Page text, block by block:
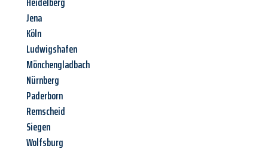
Jena
Köln
Ludwigshafen
Mönchengladbach
Nürnberg
Paderborn
Remscheid
Siegen
Wolfsburg